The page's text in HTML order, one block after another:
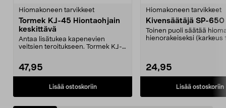
Hiomakoneen tarvikkeet
Tormek KJ-45 Hiontaohjain
keskittävä
Antaa lisätukea kapenevien
veitsien teroitukseen. Tormek KJ-
47,95
Lisää ostoskoriin
Hiomakoneen tarvikkeet
Kivensäätäjä SP-650
Toinen puoli säätää
hienorakeiseksi (karkeus
24,95
Lisää ostoskoriin